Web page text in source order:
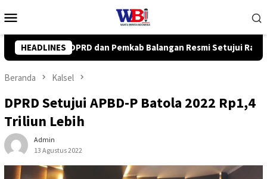
ke
Mobile
HEADLINES
Resmi Setujui Raperda Perubahan APBD 2026
Beranda Kalsel
DPRD Setujui APBD-P Batola 2022 Rp1,4
Triliun Lebih
Admin
13 Agustus 2022